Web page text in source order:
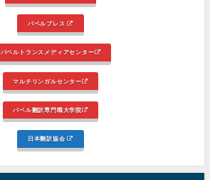
バベルプレス
バベルトランスメディアセンター
マルチリンガルセンター
バベル翻訳専門職大学院
日本翻訳協会